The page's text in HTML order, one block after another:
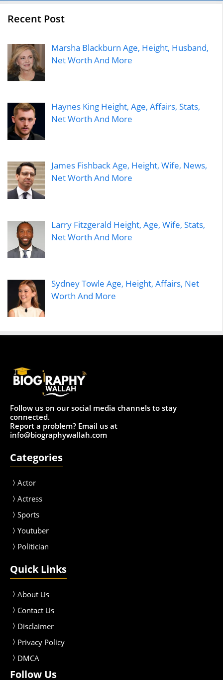
Recent Post
Marsha Blackburn Age, Height, Husband,
Net Worth And More
Haynes King Height, Age, Affairs, Stats,
Net Worth And More
James Fishback Age, Height, Wife, News,
Net Worth And More
Larry Fitzgerald Height, Age, Wife, Stats,
Net Worth And More
Sydney Towle Age, Height, Affairs, Net
Worth And More
Follow us on our social media channels to stay
connected.
Report a problem? Email us at
info@biographywallah.com
Categories
Actor
Actress
Sports
Youtuber
Politician
Quick Links
About Us
Contact Us
Disclaimer
Privacy Policy
DMCA
Follow Us